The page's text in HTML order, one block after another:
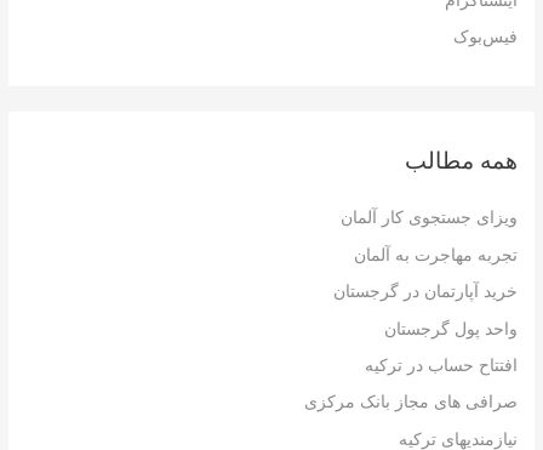
فیس‌بوک
همه مطالب
ویزای جستجوی کار آلمان
تجربه مهاجرت به آلمان
خرید آپارتمان در گرجستان
واحد پول گرجستان
افتتاح حساب در ترکیه
صرافی های مجاز بانک مرکزی
نیازمندیهای ترکیه